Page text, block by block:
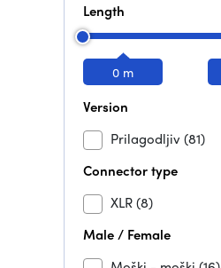
Length
0 m
Version
Prilagodljiv(81)
Connector type
XLR(8)
Male / Female